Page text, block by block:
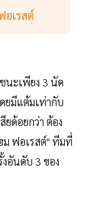
อเรสต์
นะเพียง 3 นัด
ยมีแต้มเท่ากับ
ด้อยกว่า ต้อง
ฟอเรสต์" ทีมที่
อันดับ 3 ของ